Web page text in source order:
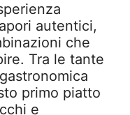
autentici,
che
Tra le tante
primo piatto
e